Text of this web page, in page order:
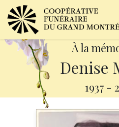
À la
Denise
1937 -